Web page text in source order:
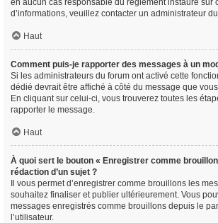
en aucun cas responsable du règlement instauré sur
d’informations, veuillez contacter un administrateur
Haut
Comment puis-je rapporter des messages à un
Si les administrateurs du forum ont activé cette
dédié devrait être affiché à côté du message que
En cliquant sur celui-ci, vous trouverez toutes les
rapporter le message.
Haut
À quoi sert le bouton « Enregistrer comme
rédaction d’un sujet ?
Il vous permet d’enregistrer comme brouillons les
souhaitez finaliser et publier ultérieurement. Vous
messages enregistrés comme brouillons depuis le
l’utilisateur.